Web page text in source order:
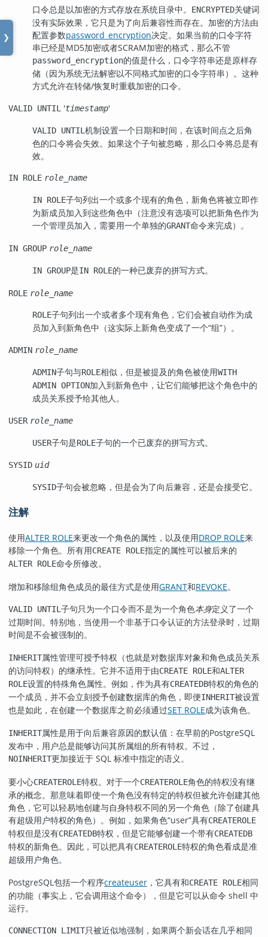
❯
口令总是以加密的方式存放在系统目录中。 ENCRYPTED关键词
没有实际效果，它只是为了向后兼容性而存在。加密的方法由
配置参数password_encryption决定。如果当前的口令字符
串已经是MD5加密或者SCRAM加密的格式，那么不管
password_encryption的值是什么，口令字符串还是原样存
储（因为系统无法解密以不同格式加密的口令字符串）。这种
方式允许在转储/恢复时重载加密的口令。
VALID UNTIL 'timestamp'
VALID UNTIL 机制设置一个日期和时间，在该时间点之后角
色的口令将会失效。如果这个子句被忽略，那么口令将总是有
效。
IN ROLE role_name
IN ROLE子句列出一个或多个现有的角色，新角色将被立即作
为新成员加入到这些角色中（注意没有选项可以把新角色作为
一个管理员加入，需要用一个单独的GRANT命令来完成）。
IN GROUP role_name
IN GROUP是IN ROLE的一种已废弃的拼写方式。
ROLE role_name
ROLE子句列出一个或者多个现有角色，它们会被自动作为成
员加入到新角色中（这实际上新角色变成了一个“组”）。
ADMIN role_name
ADMIN子句与ROLE相似，但是被提及的角色被使用WITH
ADMIN OPTION加入到新角色中，让它们能够把这个角色中的
成员关系授予给其他人。
USER role_name
USER子句是ROLE子句的一个已废弃的拼写方式。
SYSID uid
SYSID子句会被忽略，但是会为了向后兼容，还是会接受它。
注解
使用ALTER ROLE来更改一个角色的属性，以及使用DROP ROLE来
移除一个角色。所有用CREATE ROLE指定的属性可以被后来的
ALTER ROLE命令所修改。
增加和移除组角色成员的最佳方式是使用GRANT和REVOKE。
VALID UNTIL子句只为一个口令而不是为一个角色本身定义了一个
过期时间。特别地，当使用一个非基于口令认证的方法登录时，过期
时间是不会被强制的。
INHERIT属性管理可授予特权（也就是对数据库对象和角色成员关系
的访问特权）的继承性。它并不适用于由CREATE ROLE和ALTER
ROLE设置的特殊角色属性。例如，作为具有CREATEDB特权的角色的
一个成员，并不会立刻授予创建数据库的角色，即便INHERIT被设置
也是如此，在创建一个数据库之前必须通过SET ROLE成为该角色。
INHERIT属性是用于向后兼容原因的默认值：在早前的PostgreSQL
发布中，用户总是能够访问其所属组的所有特权。不过，
NOINHERIT更加接近于 SQL 标准中指定的语义。
要小心CREATEROLE特权。对于一个CREATEROLE角色的特权没有继
承的概念。那意味着即使一个角色没有特定的特权但被允许创建其他
角色，它可以轻易地创建与自身特权不同的另一个角色（除了创建具
有超级用户特权的角色）。例如，如果角色“user”具有CREATEROLE
特权但是没有CREATEDB特权，但是它能够创建一个带有CREATEDB
特权的新角色。因此，可以把具有CREATEROLE特权的角色看成是准
超级用户角色。
PostgreSQL 包括一个程序createuser ，它具有和CREATE ROLE相同
的功能（事实上，它会调用这个命令），但是它可以从命令 shell 中
运行。
CONNECTION LIMIT只被近似地强制，如果两个新会话在几乎相同